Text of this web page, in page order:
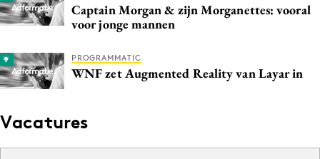
Captain Morgan & zijn Morganettes: vooral
voor jonge mannen
PROGRAMMATIC
WNF zet Augmented Reality van Layar in
Vacatures